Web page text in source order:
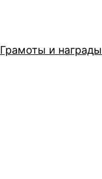
Грамоты и награды